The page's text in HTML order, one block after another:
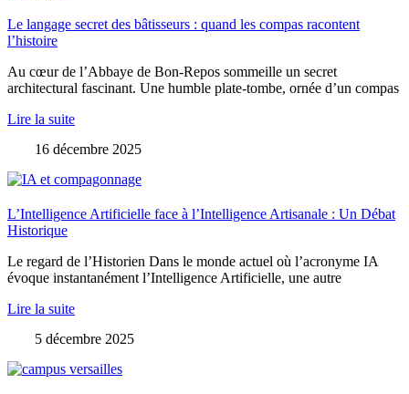
Le langage secret des bâtisseurs : quand les compas racontent
l’histoire
Au cœur de l’Abbaye de Bon-Repos sommeille un secret
architectural fascinant. Une humble plate-tombe, ornée d’un compas
Lire la suite
16 décembre 2025
L’Intelligence Artificielle face à l’Intelligence Artisanale : Un Débat
Historique
Le regard de l’Historien Dans le monde actuel où l’acronyme IA
évoque instantanément l’Intelligence Artificielle, une autre
Lire la suite
5 décembre 2025